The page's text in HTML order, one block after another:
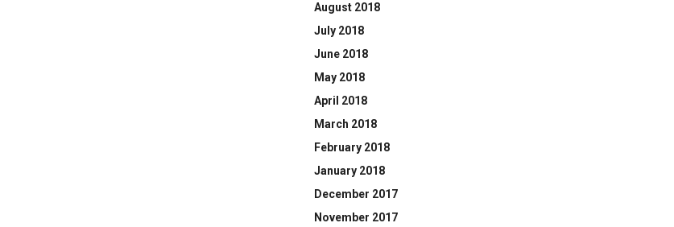
August 2018
July 2018
June 2018
May 2018
April 2018
March 2018
February 2018
January 2018
December 2017
November 2017